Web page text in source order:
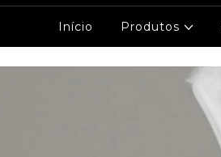
Início Produtos